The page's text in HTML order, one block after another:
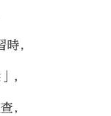
，
，
，